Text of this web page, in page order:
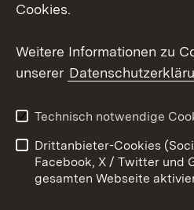
Youtube
Kontakt
Barrierefreiheit
Impressum
Cookies.
Weitere Informationen zu
unserer
Technisch notwendige
Drittanbieter-Cookies
Facebook, X / Twitter und
gesamten Webseite